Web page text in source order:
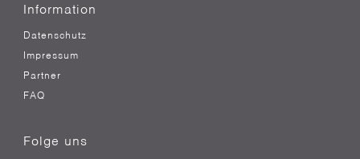
Information
Datenschutz
Impressum
Partner
FAQ
Folge uns